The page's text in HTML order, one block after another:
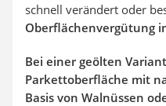
schnell verändert oder
Oberflächenvergütung
Bei einer geölten
Parkettoberfläche mit
Basis von Walnüssen